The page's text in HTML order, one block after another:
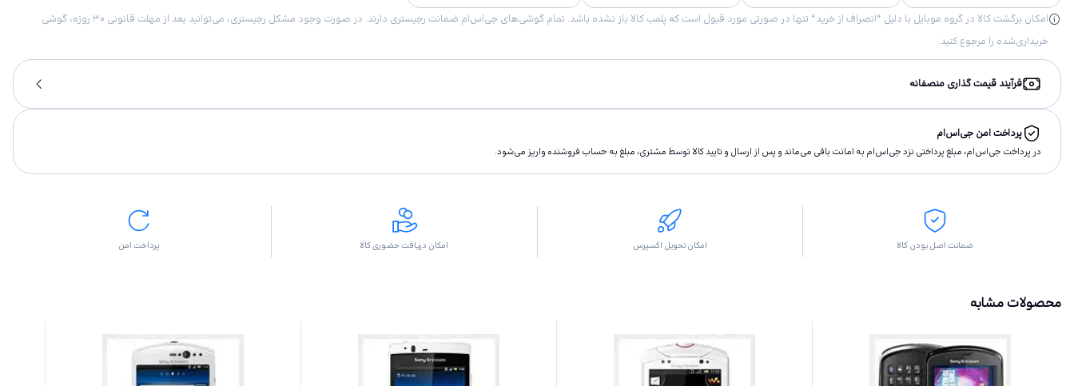
امکان برگشت کالا در گروه موبایل با دلیل “انصراف از خرید“ تنها در صورتی مورد قبول است که پلمب کالا باز نشده باشد. تمام گوشی‌های جی‌اس‌ام ضمانت رجیستری دارند. در صورت وجود مشکل رجیستری، می‌توانید بعد از مهلت قانونی ۳۰ روزه، گوشی
خریداری‌شده را مرجوع کنید.
فرآیند قیمت گذاری منصفانه
پرداخت امن جی‌اس‌ام
در پرداخت جی‌اس‌ام، مبلغ پرداختى نزد جی‌اس‌ام به امانت باقى مى‌ماند و پس از ارسال و تاييد كالا توسط مشتری، مبلغ به حساب فروشنده واريز مى‌شود.
ضمانت اصل بودن کالا امکان تحویل اکسپرس امکان دریافت حضوری کالا پرداخت امن
محصولات مشابه